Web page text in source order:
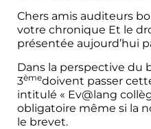
Chers amis auditeurs
votre chronique Et le
présentée aujourd’hui
Dans la perspective du
3èmedoivent passer
intitulé « Ev@lang
obligatoire même si la
le brevet.